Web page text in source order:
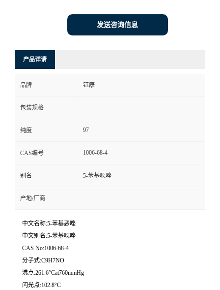
发送咨询信息
产品详请
品牌 钰康
包装规格
纯度 97
CAS编号 1006-68-4
别名 5-苯基噁唑
产地/厂商
中文名称:5-苯基恶唑
中文别名:5-苯基噁唑
CAS No:1006-68-4
分子式:C9H7NO
沸点:261.6°Cat760mmHg
闪光点:102.8°C